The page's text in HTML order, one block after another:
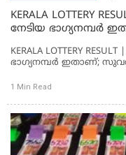
KERALA LOTTERY
നേടിയ ഭാഗ്യനമ്പര്‍
KERALA LOTTERY
ഭാഗ്യനമ്പര്‍ ഇതാണ്;
1 Min Read